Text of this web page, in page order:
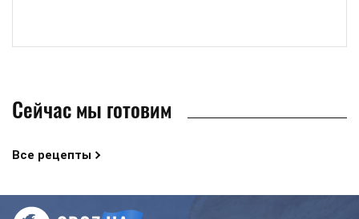
Сейчас мы готовим
Все рецепты